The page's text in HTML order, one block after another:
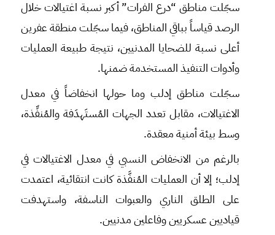
سجّلت مناطق “درع الفرات” أكبر نسبة اغتيالات خلال
الرصد قياساً بباقي المناطق، فيما سجّلت منطقة عفرين
أعلى نسبة للضحايا المدنيين، نتيجة طبيعة العمليات
وأدوات التنفيذ المستخدمة ضمنها.
سجّلت مناطق إدلب وما حولها انخفاضاً في معدل
الاغتيالات، مقابل تعدد الجهات المُستَهدَفة والمُنفِّذة،
وسط بيئة أمنية معقدة.
بالرغم من الانخفاض النسبي في معدل الاغتيالات في
إدلب؛ إلا أن العمليات المُنفَّذة كانت انتقائية، اعتمدت
على الطلق الناري والعبوات الناسفة، واستهدفت
قياديين عسكريين وفاعلين مدنيين.